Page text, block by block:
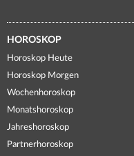
HOROSKOP
Horoskop Heute
Horoskop Morgen
Wochenhoroskop
Monatshoroskop
Jahreshoroskop
Partnerhoroskop